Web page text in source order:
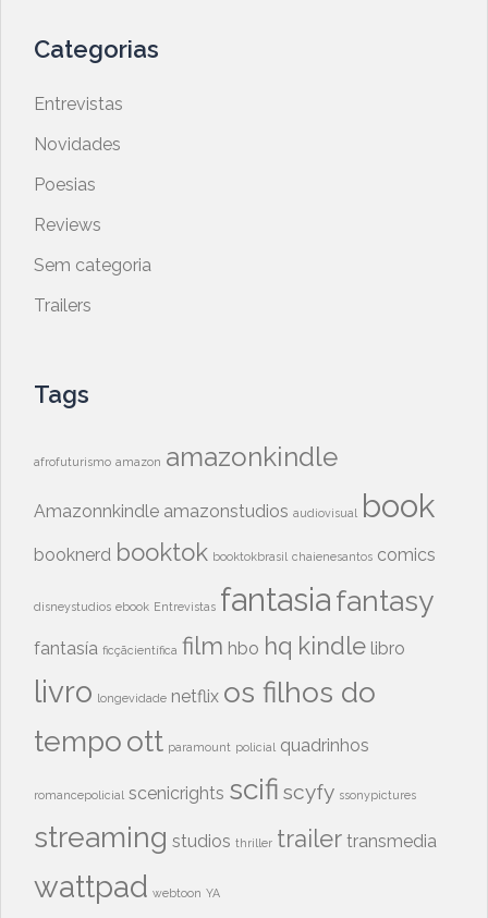
Categorias
Entrevistas
Novidades
Poesias
Reviews
Sem categoria
Trailers
Tags
afrofuturismo amazon amazonkindle
Amazonnkindle amazonstudios audiovisual book
booknerd booktok booktokbrasil chaienesantos comics
disneystudios ebook Entrevistas fantasiafantasy
fantasía ficçãcientífica film hbo hq kindle libro
livro longevidade netflix os filhos do
tempoott paramount policial quadrinhos
romancepolicial scenicrights scifi scyfy ssonypictures
streaming studios thriller trailer transmedia
wattpad webtoon YA